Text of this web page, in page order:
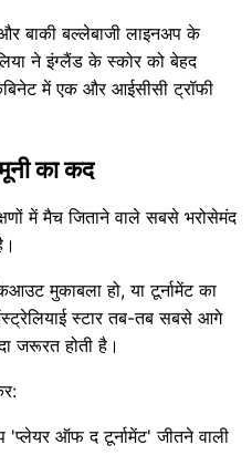
बाकी बल्लेबाजी लाइनअप के
ने इंग्लैंड के स्कोर को बेहद
में एक और आईसीसी ट्रॉफी
का कद
में मैच जिताने वाले सबसे भरोसेमंद
मुकाबला हो, या टूर्नामेंट का
स्टार तब-तब सबसे आगे
जरूरत होती है।
'प्लेयर ऑफ द टूर्नामेंट' जीतने वाली